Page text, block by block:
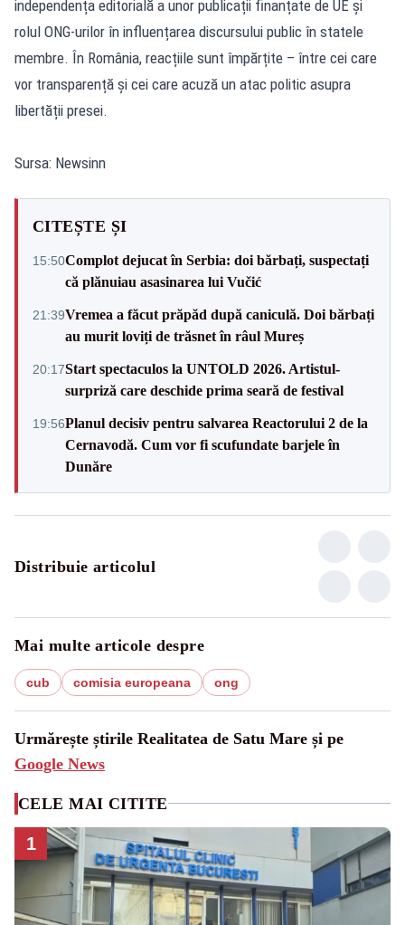
independența editorială a unor publicații finanțate de UE și
rolul ONG-urilor în influențarea discursului public în statele
membre. În România, reacțiile sunt împărțite – între cei care
vor transparență și cei care acuză un atac politic asupra
libertății presei.
Sursa: Newsinn
CITEȘTE ȘI
15:50Complot dejucat în Serbia: doi bărbați, suspectați
că plănuiau asasinarea lui Vučić
21:39Vremea a făcut prăpăd după caniculă. Doi bărbați
au murit loviți de trăsnet în râul Mureș
20:17Start spectaculos la UNTOLD 2026. Artistul-
surpriză care deschide prima seară de festival
19:56Planul decisiv pentru salvarea Reactorului 2 de la
Cernavodă. Cum vor fi scufundate barjele în
Dunăre
Distribuie articolul
Mai multe articole despre
cub comisia europeana ong
Urmărește știrile Realitatea de Satu Mare și pe
Google News
CELE MAI CITITE
1